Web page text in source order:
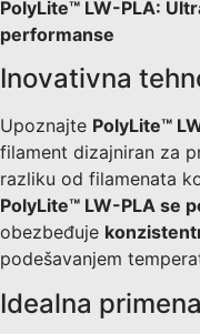
PolyLite™ LW-PLA:
performanse
Inovativna
Upoznajte PolyLite™
filament dizajniran za
razliku od filamenata
PolyLite™ LW-PLA se
obezbeđuje
podešavanjem
Idealna